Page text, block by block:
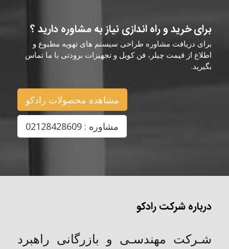
برای خرید و راه اندازی نیاز به مشاوره دارید ؟
برای دریافت مشاوره طراحی سیستم های تهویه مطبوع و
اطلاع از قیمت چیلر، فن کویل و تجهیزات برودتی با ما تماس
بگیرید.
مشاهده محصولات رادکو
مشاوره : 02128428609
درباره شرکت رادکو
شـركت مهندسـی و بازرگانی راهبرد